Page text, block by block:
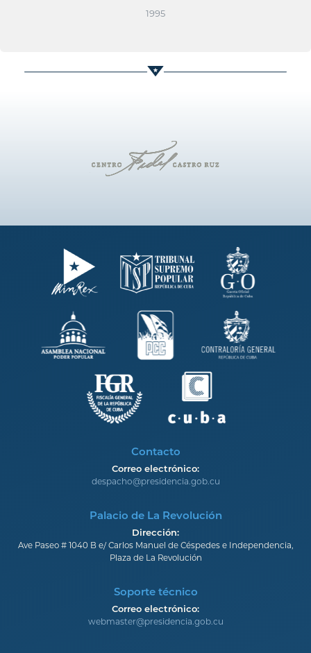
1995
Contacto
Correo electrónico:
despacho@presidencia.gob.cu
Palacio de La Revolución
Dirección:
Ave Paseo # 1040 B e/ Carlos Manuel de Céspedes e Independencia,
Plaza de La Revolución
Soporte técnico
Correo electrónico:
webmaster@presidencia.gob.cu